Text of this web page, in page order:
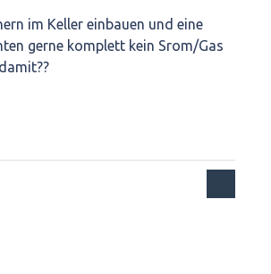
im Keller einbauen und eine
gerne komplett kein Srom/Gas